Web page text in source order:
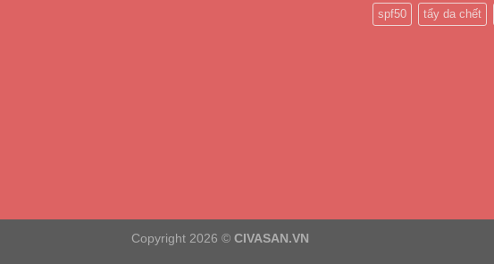
spf50 tẩy da chết
Copyright 2026 © CIVASAN.VN